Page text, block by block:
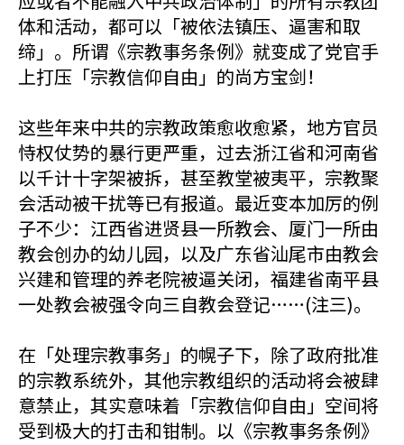
体和活动，都可以「被依法镇压、逼害和取
缔」。所谓《宗教事务条例》就变成了党官手
上打压「宗教信仰自由」的尚方宝剑！
这些年来中共的宗教政策愈收愈紧，地方官员
恃权仗势的暴行更严重，过去浙江省和河南省
以千计十字架被拆，甚至教堂被夷平，宗教聚
会活动被干扰等已有报道。最近变本加厉的例
子不少：江西省进贤县一所教会、厦门一所由
教会创办的幼儿园，以及广东省汕尾市由教会
兴建和管理的养老院被逼关闭，福建省南平县
一处教会被强令向三自教会登记……(注三)。
在「处理宗教事务」的幌子下，除了政府批准
的宗教系统外，其他宗教组织的活动将会被肆
意禁止，其实意味着「宗教信仰自由」空间将
受到极大的打击和钳制。以《宗教事务条例》